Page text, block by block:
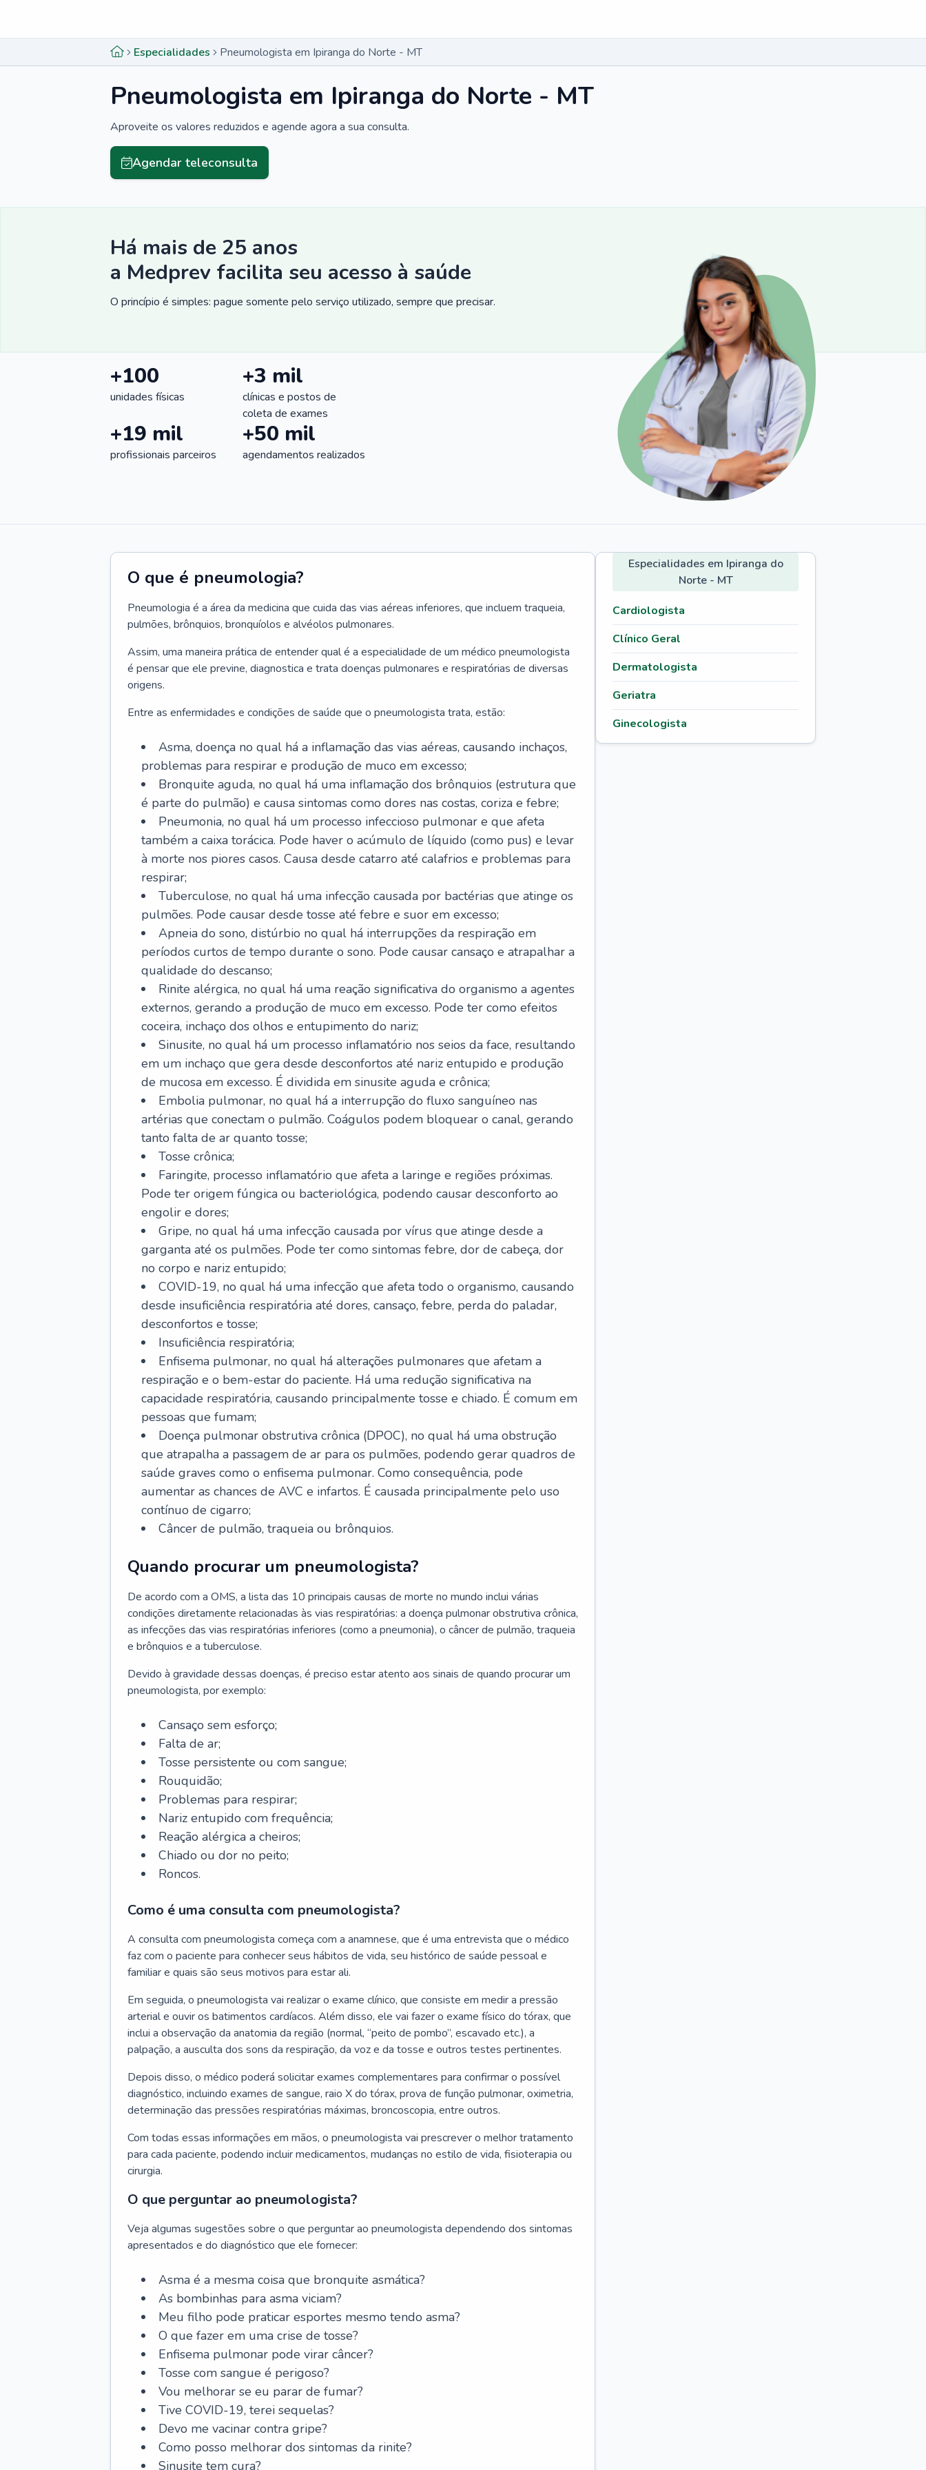
Especialidades Pneumologista em Ipiranga do Norte - MT
Pneumologista em Ipiranga do Norte - MT
Aproveite os valores reduzidos e agende agora a sua consulta.
Agendar teleconsulta
Há mais de 25 anos
a Medprev facilita seu acesso à saúde
O princípio é simples: pague somente pelo serviço utilizado, sempre que precisar.
+100
unidades físicas
+3 mil
clínicas e postos de
coleta de exames
+19 mil
profissionais parceiros
+50 mil
agendamentos realizados
O que é pneumologia?
Pneumologia é a área da medicina que cuida das vias aéreas inferiores, que incluem traqueia,
pulmões, brônquios, bronquíolos e alvéolos pulmonares.
Assim, uma maneira prática de entender qual é a especialidade de um médico pneumologista
é pensar que ele previne, diagnostica e trata doenças pulmonares e respiratórias de diversas
origens.
Entre as enfermidades e condições de saúde que o pneumologista trata, estão:
Asma, doença no qual há a inflamação das vias aéreas, causando inchaços,
problemas para respirar e produção de muco em excesso;
Bronquite aguda, no qual há uma inflamação dos brônquios (estrutura que
é parte do pulmão) e causa sintomas como dores nas costas, coriza e febre;
Pneumonia, no qual há um processo infeccioso pulmonar e que afeta
também a caixa torácica. Pode haver o acúmulo de líquido (como pus) e levar
à morte nos piores casos. Causa desde catarro até calafrios e problemas para
respirar;
Tuberculose, no qual há uma infecção causada por bactérias que atinge os
pulmões. Pode causar desde tosse até febre e suor em excesso;
Apneia do sono, distúrbio no qual há interrupções da respiração em
períodos curtos de tempo durante o sono. Pode causar cansaço e atrapalhar a
qualidade do descanso;
Rinite alérgica, no qual há uma reação significativa do organismo a agentes
externos, gerando a produção de muco em excesso. Pode ter como efeitos
coceira, inchaço dos olhos e entupimento do nariz;
Sinusite, no qual há um processo inflamatório nos seios da face, resultando
em um inchaço que gera desde desconfortos até nariz entupido e produção
de mucosa em excesso. É dividida em sinusite aguda e crônica;
Embolia pulmonar, no qual há a interrupção do fluxo sanguíneo nas
artérias que conectam o pulmão. Coágulos podem bloquear o canal, gerando
tanto falta de ar quanto tosse;
Tosse crônica;
Faringite, processo inflamatório que afeta a laringe e regiões próximas.
Pode ter origem fúngica ou bacteriológica, podendo causar desconforto ao
engolir e dores;
Gripe, no qual há uma infecção causada por vírus que atinge desde a
garganta até os pulmões. Pode ter como sintomas febre, dor de cabeça, dor
no corpo e nariz entupido;
COVID-19, no qual há uma infecção que afeta todo o organismo, causando
desde insuficiência respiratória até dores, cansaço, febre, perda do paladar,
desconfortos e tosse;
Insuficiência respiratória;
Enfisema pulmonar, no qual há alterações pulmonares que afetam a
respiração e o bem-estar do paciente. Há uma redução significativa na
capacidade respiratória, causando principalmente tosse e chiado. É comum em
pessoas que fumam;
Doença pulmonar obstrutiva crônica (DPOC), no qual há uma obstrução
que atrapalha a passagem de ar para os pulmões, podendo gerar quadros de
saúde graves como o enfisema pulmonar. Como consequência, pode
aumentar as chances de AVC e infartos. É causada principalmente pelo uso
contínuo de cigarro;
Câncer de pulmão, traqueia ou brônquios.
Quando procurar um pneumologista?
De acordo com a OMS, a lista das 10 principais causas de morte no mundo inclui várias
condições diretamente relacionadas às vias respiratórias: a doença pulmonar obstrutiva crônica,
as infecções das vias respiratórias inferiores (como a pneumonia), o câncer de pulmão, traqueia
e brônquios e a tuberculose.
Devido à gravidade dessas doenças, é preciso estar atento aos sinais de quando procurar um
pneumologista, por exemplo:
Cansaço sem esforço;
Falta de ar;
Tosse persistente ou com sangue;
Rouquidão;
Problemas para respirar;
Nariz entupido com frequência;
Reação alérgica a cheiros;
Chiado ou dor no peito;
Roncos.
Como é uma consulta com pneumologista?
A consulta com pneumologista começa com a anamnese, que é uma entrevista que o médico
faz com o paciente para conhecer seus hábitos de vida, seu histórico de saúde pessoal e
familiar e quais são seus motivos para estar ali.
Em seguida, o pneumologista vai realizar o exame clínico, que consiste em medir a pressão
arterial e ouvir os batimentos cardíacos. Além disso, ele vai fazer o exame físico do tórax, que
inclui a observação da anatomia da região (normal, “peito de pombo”, escavado etc.), a
palpação, a ausculta dos sons da respiração, da voz e da tosse e outros testes pertinentes.
Depois disso, o médico poderá solicitar exames complementares para confirmar o possível
diagnóstico, incluindo exames de sangue, raio X do tórax, prova de função pulmonar, oximetria,
determinação das pressões respiratórias máximas, broncoscopia, entre outros.
Com todas essas informações em mãos, o pneumologista vai prescrever o melhor tratamento
para cada paciente, podendo incluir medicamentos, mudanças no estilo de vida, fisioterapia ou
cirurgia.
O que perguntar ao pneumologista?
Veja algumas sugestões sobre o que perguntar ao pneumologista dependendo dos sintomas
apresentados e do diagnóstico que ele fornecer:
Asma é a mesma coisa que bronquite asmática?
As bombinhas para asma viciam?
Meu filho pode praticar esportes mesmo tendo asma?
O que fazer em uma crise de tosse?
Enfisema pulmonar pode virar câncer?
Tosse com sangue é perigoso?
Vou melhorar se eu parar de fumar?
Tive COVID-19, terei sequelas?
Devo me vacinar contra gripe?
Como posso melhorar dos sintomas da rinite?
Sinusite tem cura?
Especialidades em Ipiranga do
Norte - MT
Cardiologista
Clínico Geral
Dermatologista
Geriatra
Ginecologista